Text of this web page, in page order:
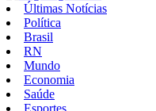
Últimas Notícias
Política
Brasil
RN
Mundo
Economia
Saúde
Esportes